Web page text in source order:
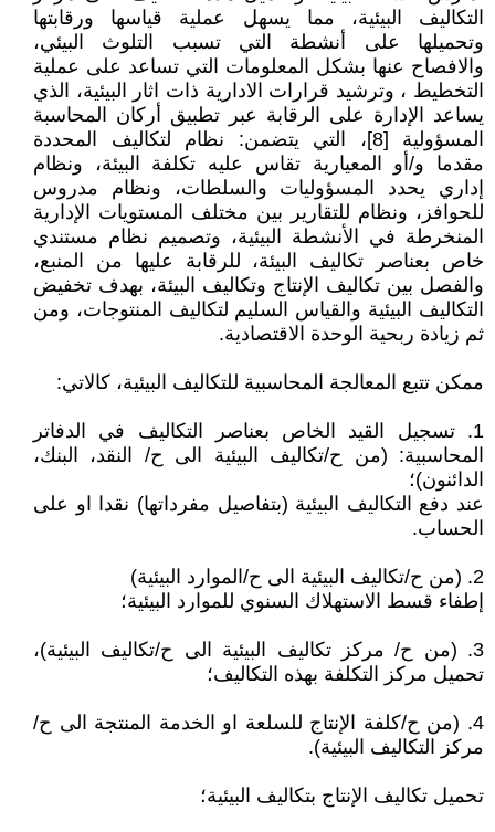
التكاليف البيئية، مما يسهل عملية قياسها ورقابتها
وتحميلها على أنشطة التي تسبب التلوث البيئي،
والافصاح عنها بشكل المعلومات التي تساعد على عملية
التخطيط ، وترشيد قرارات الادارية ذات اثار البيئية، الذي
يساعد الإدارة على الرقابة عبر تطبيق أركان المحاسبة
المسؤولية [8]، التي يتضمن: نظام لتكاليف المحددة
مقدما و/أو المعيارية تقاس عليه تكلفة البيئة، ونظام
إداري يحدد المسؤوليات والسلطات، ونظام مدروس
للحوافز، ونظام للتقارير بين مختلف المستويات الإدارية
المنخرطة في الأنشطة البيئية، وتصميم نظام مستندي
خاص بعناصر تكاليف البيئة، للرقابة عليها من المنبع،
والفصل بين تكاليف الإنتاج وتكاليف البيئة، بهدف تخفيض
التكاليف البيئية والقياس السليم لتكاليف المنتوجات، ومن
ثم زيادة ربحية الوحدة الاقتصادية.
ممكن تتبع المعالجة المحاسبية للتكاليف البيئية، كالاتي:
1. تسجيل القيد الخاص بعناصر التكاليف في الدفاتر
المحاسبية: (من ح/تكاليف البيئية الى ح/ النقد، البنك،
الدائنون)؛
عند دفع التكاليف البيئية (بتفاصيل مفرداتها) نقدا او على
الحساب.
2. (من ح/تكاليف البيئية الى ح/الموارد البيئية)
إطفاء قسط الاستهلاك السنوي للموارد البيئية؛
3. (من ح/ مركز تكاليف البيئية الى ح/تكاليف البيئية)،
تحميل مركز التكلفة بهذه التكاليف؛
4. (من ح/كلفة الإنتاج للسلعة او الخدمة المنتجة الى ح/
مركز التكاليف البيئية).
تحميل تكاليف الإنتاج بتكاليف البيئية؛